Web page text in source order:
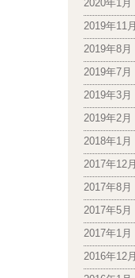
2020年1月
2019年11月
2019年8月
2019年7月
2019年3月
2019年2月
2018年1月
2017年12月
2017年8月
2017年5月
2017年1月
2016年12月